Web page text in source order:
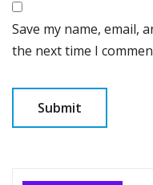
Save my name, email,
the next time I